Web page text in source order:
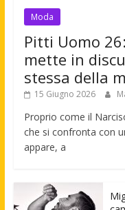
Moda
Pitti Uomo
mette in
stessa della
15 Giugno 2026
Proprio come il
che si confronta con
appare, a